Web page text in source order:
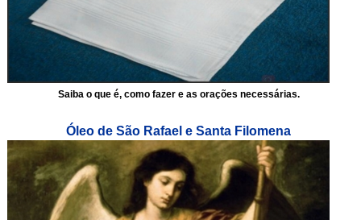
Saiba o que é, como fazer e as orações necessárias.
Óleo de São Rafael e Santa Filomena